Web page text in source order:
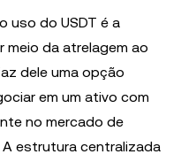
uso do USDT é a
meio da atrelagem ao
dele uma opção
em um ativo com
no mercado de
estrutura centralizada